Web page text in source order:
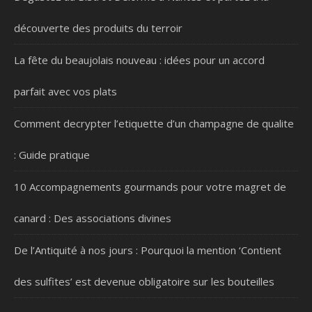
découverte des produits du terroir
La fête du beaujolais nouveau : idées pour un accord
parfait avec vos plats
Comment decrypter l’etiquette d’un champagne de qualite
: Guide pratique
10 Accompagnements gourmands pour votre magret de
canard : Des associations divines
De l’Antiquité à nos jours : Pourquoi la mention ‘Contient
des sulfites’ est devenue obligatoire sur les bouteilles